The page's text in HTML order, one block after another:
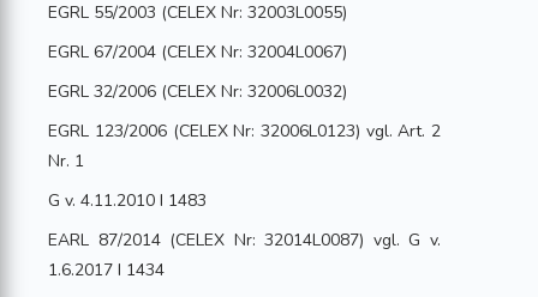
EGRL 55/2003 (CELEX Nr: 32003L0055)
EGRL 67/2004 (CELEX Nr: 32004L0067)
EGRL 32/2006 (CELEX Nr: 32006L0032)
EGRL 123/2006 (CELEX Nr: 32006L0123) vgl. Art. 2
Nr. 1
G v. 4.11.2010 I 1483
EARL 87/2014 (CELEX Nr: 32014L0087) vgl. G v.
1.6.2017 I 1434